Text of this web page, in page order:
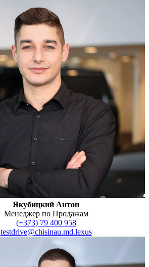
Якубицкий Антон
Менеджер по Продажам
(+373) 79 400 958
testdrive@chisinau.md.lexus